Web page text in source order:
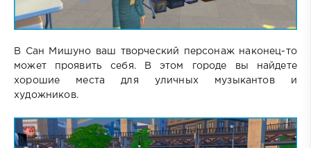
В Сан Мишуно ваш творческий персонаж наконец-то
может проявить себя. В этом городе вы найдете
хорошие места для уличных музыкантов и
художников.